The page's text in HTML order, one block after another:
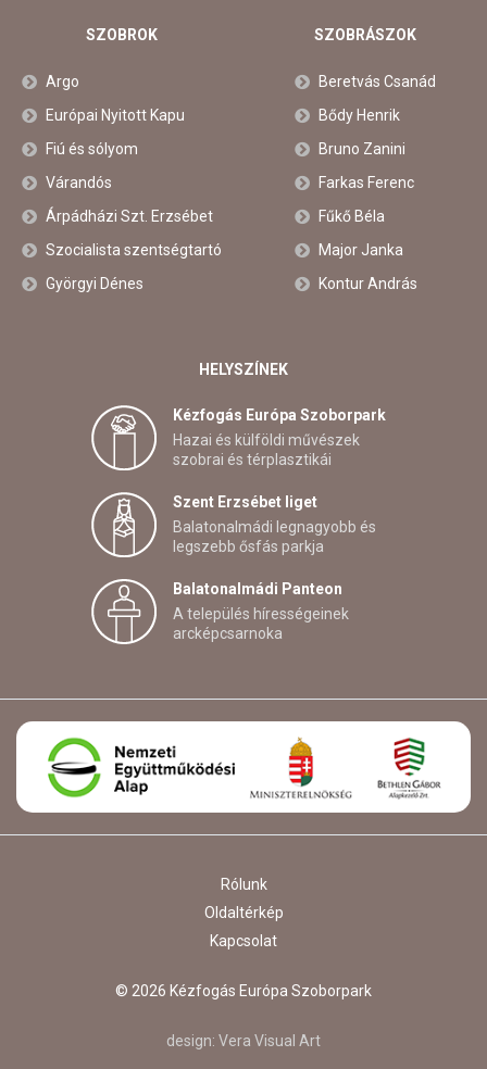
SZOBROK
Argo
Európai Nyitott Kapu
Fiú és sólyom
Várandós
Árpádházi Szt. Erzsébet
Szocialista szentségtartó
Györgyi Dénes
SZOBRÁSZOK
Beretvás Csanád
Bődy Henrik
Bruno Zanini
Farkas Ferenc
Fűkő Béla
Major Janka
Kontur András
HELYSZÍNEK
Kézfogás Európa Szoborpark
Hazai és külföldi művészek
szobrai és térplasztikái
Szent Erzsébet liget
Balatonalmádi legnagyobb és
legszebb ősfás parkja
Balatonalmádi Panteon
A település hírességeinek
arcképcsarnoka
Rólunk
Oldaltérkép
Kapcsolat
© 2026 Kézfogás Európa Szoborpark
design: Vera Visual Art